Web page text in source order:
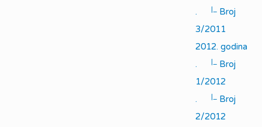
.
|_ Broj
3/2011
2012. godina
.
|_ Broj
1/2012
.
|_ Broj
2/2012